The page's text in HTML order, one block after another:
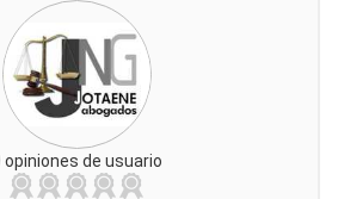
opiniones de usuario